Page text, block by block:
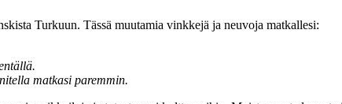
Turkuun. Tässä muutamia vinkkejä ja neuvoja matkallesi:
matkasi paremmin.